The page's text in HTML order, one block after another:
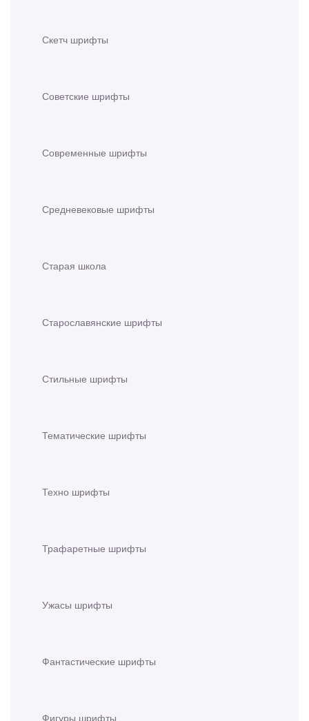
Скетч шрифты
Советские шрифты
Современные шрифты
Средневековые шрифты
Старая школа
Старославянские шрифты
Стильные шрифты
Тематические шрифты
Техно шрифты
Трафаретные шрифты
Ужасы шрифты
Фантастические шрифты
Фигуры шрифты